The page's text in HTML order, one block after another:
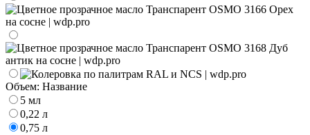
Объем: Название
5 мл
0,22 л
0,75 л